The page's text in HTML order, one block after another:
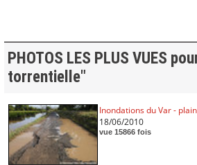
PHOTOS LES PLUS VUES
torrentielle"
Inondations du Var -
18/06/2010
vue 15866 fois